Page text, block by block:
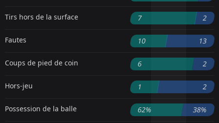
Tirs hors de la surface 7 2
Fautes 10 13
Coups de pied de coin 6 2
Hors-jeu 1 2
Possession de la balle 62% 38%